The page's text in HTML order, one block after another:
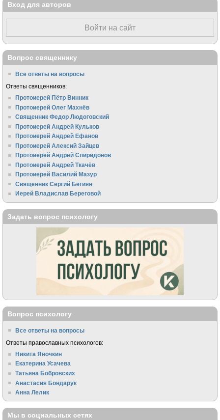
Вход для авторов
Войти на сайт
Вопрос священнику
Все ответы на вопросы
Ответы священников:
Протоиерей Пётр Винник
Протоиерей Олег Махнёв
Священник Федор Людоговский
Протоиерей Андрей Кульков
Протоиерей Андрей Ефанов
Протоиерей Алексий Зайцев
Протоиерей Андрей Спиридонов
Протоиерей Андрей Ткачёв
Протоиерей Василий Мазур
Священник Сергий Бегиян
Иерей Владислав Береговой
Задать вопрос психологу
Вопрос психологу
Все ответы на вопросы
Ответы православных психологов:
Никита Яночкин
Екатерина Усачева
Татьяна Бобровских
Анастасия Бондарук
Анна Лелик
Мы в социальных сетях